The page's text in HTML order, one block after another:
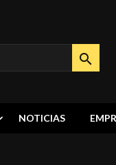

NOTICIAS